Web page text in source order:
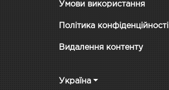
Умови використання
Політика конфіденційності
Видалення контенту
Україна